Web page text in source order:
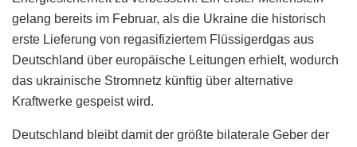
gelang bereits im Februar, als die Ukraine die historisch
erste Lieferung von regasifiziertem Flüssigerdgas aus
Deutschland über europäische Leitungen erhielt, wodurch
das ukrainische Stromnetz künftig über alternative
Kraftwerke gespeist wird.
Deutschland bleibt damit der größte bilaterale Geber der